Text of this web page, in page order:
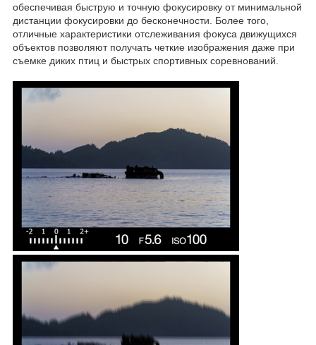
обеспечивая быструю и точную фокусировку от минимальной
дистанции фокусировки до бесконечности. Более того,
отличные характеристики отслеживания фокуса движущихся
объектов позволяют получать четкие изображения даже при
съемке диких птиц и быстрых спортивных соревнований.